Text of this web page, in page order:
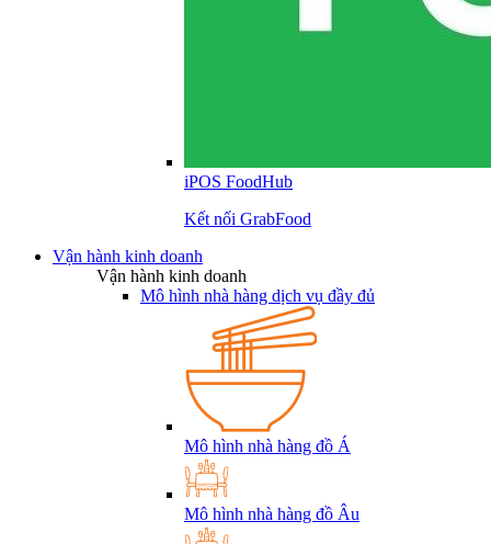
iPOS FoodHub
Kết nối GrabFood
Vận hành kinh doanh
Vận hành kinh doanh
Mô hình nhà hàng dịch vụ đầy đủ
Mô hình nhà hàng đồ Á
Mô hình nhà hàng đồ Âu